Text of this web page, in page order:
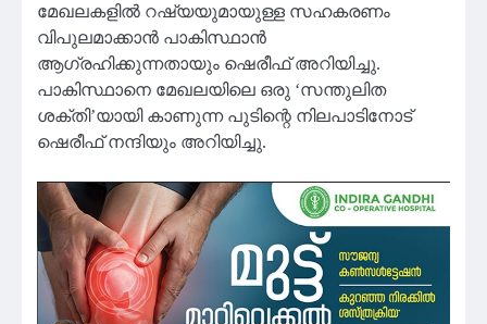
മേഖലകളില്‍ റഷ്യയുമായുള്ള സഹകരണം
വിപുലമാക്കാന്‍ പാകിസ്ഥാന്‍
ആഗ്രഹിക്കുന്നതായും ഷെരീഫ് അറിയിച്ചു.
പാകിസ്ഥാനെ മേഖലയിലെ ഒരു ‘സന്തുലിത
ശക്തി’യായി കാണുന്ന പുടിന്റെ നിലപാടിനോട്
ഷെരീഫ് നന്ദിയും അറിയിച്ചു.